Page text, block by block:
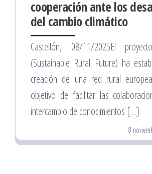
cooperación ante los
del cambio climático
Castellón, 08/11/2025El
(Sustainable Rural Future) ha
creación de una red rural
objetivo de facilitar las
intercambio de conocimientos […]
8